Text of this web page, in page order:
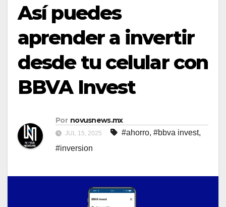
Así puedes
aprender a invertir
desde tu celular con
BBVA Invest
Por novusnews.mx
JUL 15, 2025 #ahorro, #bbva invest,
#inversion